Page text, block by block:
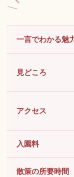
一言でわかる魅
見どころ
アクセス
入園料
散策の所要時間